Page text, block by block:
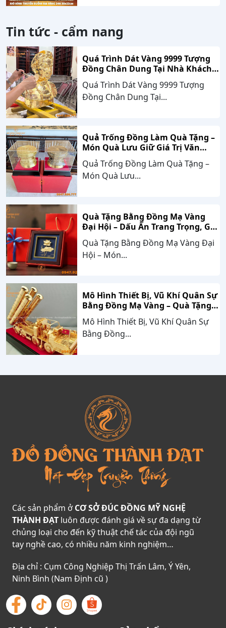
Tin tức - cẩm nang
Quá Trình Dát Vàng 9999 Tượng
Đồng Chân Dung Tại Nhà Khách
Hàng Nghệ An
Quá Trình Dát Vàng 9999 Tượng
Đồng Chân Dung Tại...
Quả Trống Đồng Làm Quà Tặng –
Món Quà Lưu Giữ Giá Trị Văn
Hóa, Gắn Kết Thành Công
Quả Trống Đồng Làm Quà Tặng –
Món Quà Lưu...
Quà Tặng Bằng Đồng Mạ Vàng
Đại Hội – Dấu Ấn Trang Trọng, Giá
Trị Bền Vững Theo Thời Gian
Quà Tặng Bằng Đồng Mạ Vàng Đại
Hội – Món...
Mô Hình Thiết Bị, Vũ Khí Quân Sự
Bằng Đồng Mạ Vàng – Quà Tặng
Cao Cấp Mang Dấu Ấn Sức Mạnh
Và Niềm Tự Hào Dân Tộc
Mô Hình Thiết Bị, Vũ Khí Quân Sự
Bằng Đồng...
Các sản phẩm ởCƠ SỞ ĐÚC ĐỒNG MỸ NGHỆ
THÀNH ĐẠT luôn được đánh giá về sự đa dạng từ
chủng loại cho đến kỹ thuật chế tác của đội ngũ
tay nghề cao, có nhiều năm kinh nghiệm…
Địa chỉ : Cụm Công Nghiệp Thị Trấn Lâm, Ý Yên,
Ninh Bình (Nam Định cũ )